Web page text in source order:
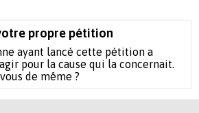
propre pétition
ayant lancé cette pétition a
pour la cause qui la concernait.
de même ?